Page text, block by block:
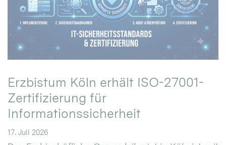
Erzbistum Köln erhält ISO-27001-
Zertifizierung für
Informationssicherheit
17. Juli 2026